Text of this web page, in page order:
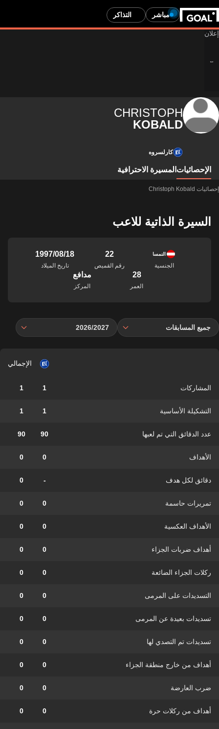
مباشر التذاكر
CHRISTOPH
KOBALD
كارلسروه
الإحصائيات المسيرة الاحترافية
إحصائيات Christoph Kobald
السيرة الذاتية للاعب
النمسا
الجنسية
22
رقم القميص
18‏/08‏/1997
تاريخ الميلاد
28
العمر
مدافع
المركز
جميع المسابقات 2026/2027
الإجمالي
المشاركات 1
1
التشكيلة الأساسية 1
1
عدد الدقائق التي تم لعبها 90
90
الأهداف 0
0
دقائق لكل هدف -
0
تمريرات حاسمة 0
0
الأهداف العكسية 0
0
أهداف ضربات الجزاء 0
0
ركلات الجزاء الضائعة 0
0
التسديدات على المرمى 0
0
تسديدات بعيدة عن المرمى 0
0
تسديدات تم التصدي لها 0
0
أهداف من خارج منطقة الجزاء 0
0
ضرب العارضة 0
0
أهداف من ركلات حرة 0
0